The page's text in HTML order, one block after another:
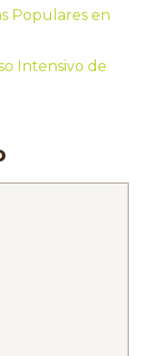
Populares en
Intensivo de